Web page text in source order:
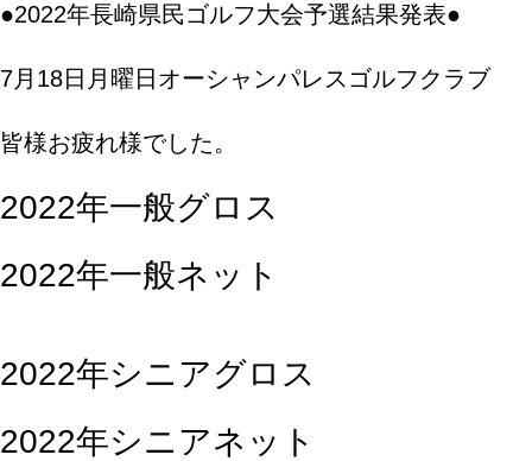
●2022年長崎県民ゴルフ大会予選結果発表●
7月18日月曜日オーシャンパレスゴルフクラブ
皆様お疲れ様でした。
2022年一般グロス
2022年一般ネット
2022年シニアグロス
2022年シニアネット